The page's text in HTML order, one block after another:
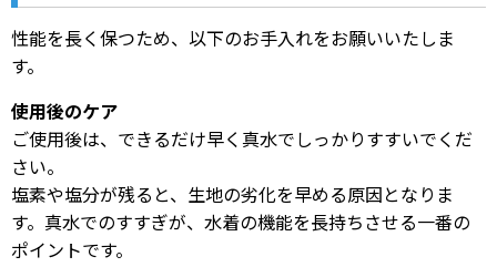
性能を長く保つため、以下のお手入れをお願いいたしま
す。
使用後のケア
ご使用後は、できるだけ早く真水でしっかりすすいでくだ
さい。
塩素や塩分が残ると、生地の劣化を早める原因となりま
す。真水でのすすぎが、水着の機能を長持ちさせる一番の
ポイントです。